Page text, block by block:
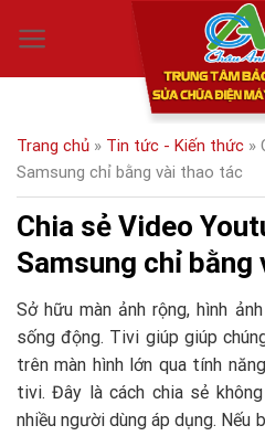
Trang chủ » Tin tức - Kiến thức »
Samsung chỉ bằng vài thao tác
Chia sẻ Video
Samsung chỉ bằng
Sở hữu màn ảnh rộng, hình
sống động. Tivi giúp giúp
trên màn hình lớn qua tính
tivi. Đây là cách chia sẻ
nhiều người dùng áp dụng. Nếu